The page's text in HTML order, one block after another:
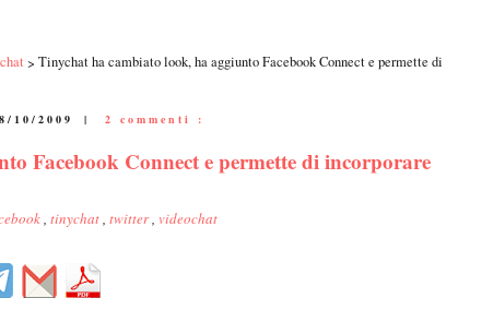
Tinychat ha cambiato look, ha aggiunto Facebook Connect e permette di
10/2009 | 2 commenti :
Facebook Connect e permette di incorporare
, tinychat, twitter, videochat